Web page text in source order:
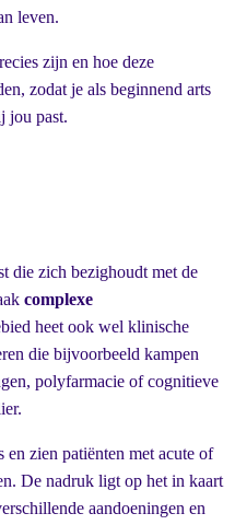
leven.
zijn en hoe deze
zodat je als beginnend arts
jou past.
die zich bezighoudt met de
complexe
heet ook wel klinische
die bijvoorbeeld kampen
polyfarmacie of cognitieve
zien patiënten met acute of
De nadruk ligt op het in kaart
aandoeningen en